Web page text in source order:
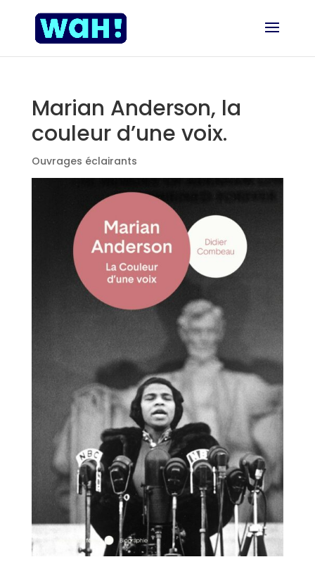
Marian Anderson, la
couleur d’une voix.
Ouvrages éclairants